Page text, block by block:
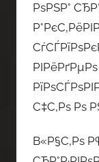
РѕРЅР°
С‡С‚Рѕ Рѕ
В«Р§С‚Рѕ